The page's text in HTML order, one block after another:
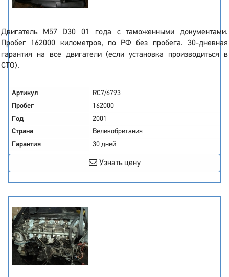
Двигатель M57 D30 01 года с таможенными документами.
Пробег 162000 километров, по РФ без пробега. 30-дневная
гарантия на все двигатели (если установка производиться в
СТО).
Артикул
RC7/6793
Пробег
162000
Год
2001
Страна
Великобритания
Гарантия
30 дней
Узнать цену